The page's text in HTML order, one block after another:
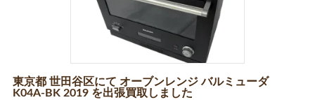
東京都 世田谷区にて オーブンレンジ バルミューダ
K04A-BK 2019 を出張買取しました